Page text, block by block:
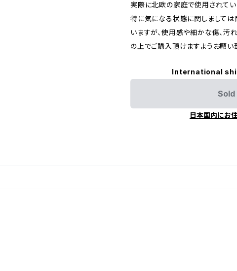
実際に北欧の家庭で使用されてい
特に気になる状態に関しまして
いますが、使用感や細かな傷、汚
の上でご購入頂けますようお願い
International
日本国内にお